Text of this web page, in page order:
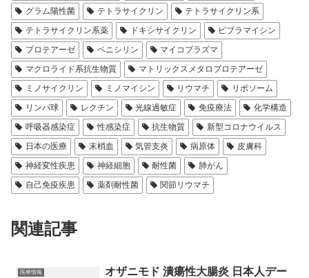
グラム陽性菌
テトラサイクリン
テトラサイクリン系
テトラサイクリン系薬
ドキシサイクリン
ビブラマイシン
プロテアーゼ
ペニシリン
マイコプラズマ
マクロライド系抗生物質
マトリックスメタロプロテアーゼ
ミノサイクリン
ミノマイシン リウマチ
リボソーム
リンパ球
レクチン 光線過敏症 免疫療法
化学構造
呼吸器感染症
性感染症 抗生物質
新型コロナウイルス
日本の医療
末梢血 気管支炎 病原体
皮膚科
神経変性疾患
神経細胞 耐性菌
肺がん
自己免疫疾患
薬剤耐性菌 関節リウマチ
関連記事
医療情報
オザニモド 潰瘍性大腸炎 日本人デー